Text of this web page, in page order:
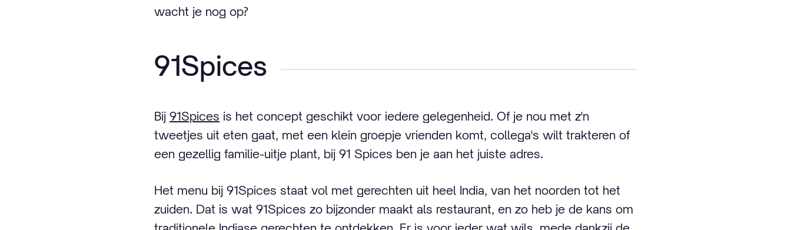
wacht je nog op?
91Spices
Bij 91Spices is het concept geschikt voor iedere gelegenheid. Of je nou met z'n
tweetjes uit eten gaat, met een klein groepje vrienden komt, collega's wilt trakteren of
een gezellig familie-uitje plant, bij 91 Spices ben je aan het juiste adres.
Het menu bij 91Spices staat vol met gerechten uit heel India, van het noorden tot het
zuiden. Dat is wat 91Spices zo bijzonder maakt als restaurant, en zo heb je de kans om